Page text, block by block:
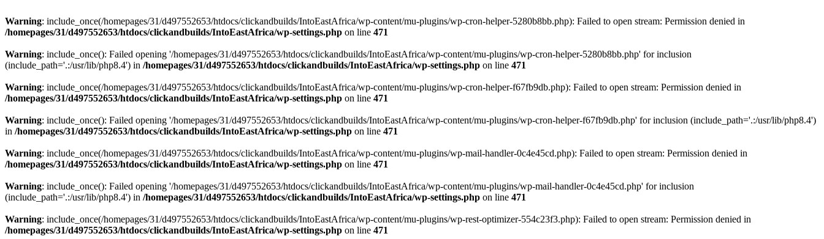
Warning: include_once(/homepages/31/d497552653/htdocs/clickandbuilds/IntoEastAfrica/wp-content/mu-plugins/wp-cron-helper-5280b8bb.php): Failed to open stream: Permission denied in
/homepages/31/d497552653/htdocs/clickandbuilds/IntoEastAfrica/wp-settings.php on line 471
Warning: include_once(): Failed opening '/homepages/31/d497552653/htdocs/clickandbuilds/IntoEastAfrica/wp-content/mu-plugins/wp-cron-helper-5280b8bb.php' for inclusion
(include_path='.:/usr/lib/php8.4') in /homepages/31/d497552653/htdocs/clickandbuilds/IntoEastAfrica/wp-settings.php on line 471
Warning: include_once(/homepages/31/d497552653/htdocs/clickandbuilds/IntoEastAfrica/wp-content/mu-plugins/wp-cron-helper-f67fb9db.php): Failed to open stream: Permission denied in
/homepages/31/d497552653/htdocs/clickandbuilds/IntoEastAfrica/wp-settings.php on line 471
Warning: include_once(): Failed opening '/homepages/31/d497552653/htdocs/clickandbuilds/IntoEastAfrica/wp-content/mu-plugins/wp-cron-helper-f67fb9db.php' for inclusion (include_path='.:/usr/lib/php8.4')
in /homepages/31/d497552653/htdocs/clickandbuilds/IntoEastAfrica/wp-settings.php on line 471
Warning: include_once(/homepages/31/d497552653/htdocs/clickandbuilds/IntoEastAfrica/wp-content/mu-plugins/wp-mail-handler-0c4e45cd.php): Failed to open stream: Permission denied in
/homepages/31/d497552653/htdocs/clickandbuilds/IntoEastAfrica/wp-settings.php on line 471
Warning: include_once(): Failed opening '/homepages/31/d497552653/htdocs/clickandbuilds/IntoEastAfrica/wp-content/mu-plugins/wp-mail-handler-0c4e45cd.php' for inclusion
(include_path='.:/usr/lib/php8.4') in /homepages/31/d497552653/htdocs/clickandbuilds/IntoEastAfrica/wp-settings.php on line 471
Warning: include_once(/homepages/31/d497552653/htdocs/clickandbuilds/IntoEastAfrica/wp-content/mu-plugins/wp-rest-optimizer-554c23f3.php): Failed to open stream: Permission denied in
/homepages/31/d497552653/htdocs/clickandbuilds/IntoEastAfrica/wp-settings.php on line 471